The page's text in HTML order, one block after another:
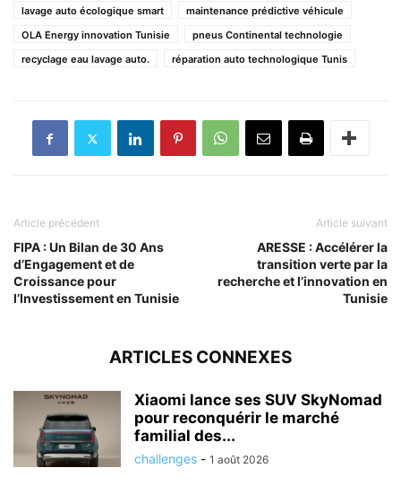
lavage auto écologique smart
maintenance prédictive véhicule
OLA Energy innovation Tunisie
pneus Continental technologie
recyclage eau lavage auto.
réparation auto technologique Tunis
Article précédent
FIPA : Un Bilan de 30 Ans
d’Engagement et de
Croissance pour
l’Investissement en Tunisie
Article suivant
ARESSE : Accélérer la
transition verte par la
recherche et l’innovation en
Tunisie
ARTICLES CONNEXES
Xiaomi lance ses SUV SkyNomad
pour reconquérir le marché
familial des...
challenges - 1 août 2026